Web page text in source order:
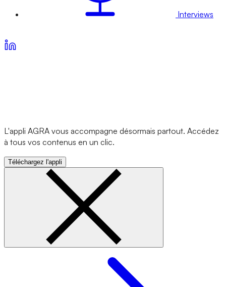
Interviews
L'appli AGRA vous accompagne désormais partout. Accédez
à tous vos contenus en un clic.
Téléchargez l'appli